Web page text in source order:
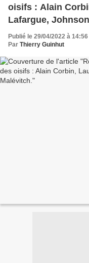
oisifs : Alain
Lafargue,
Publié le 29/04/2022 à 14:56
Par Thierry Guinhut